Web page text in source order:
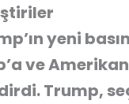
yeni
ve
Trump,